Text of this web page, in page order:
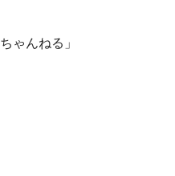
ゃんねる」